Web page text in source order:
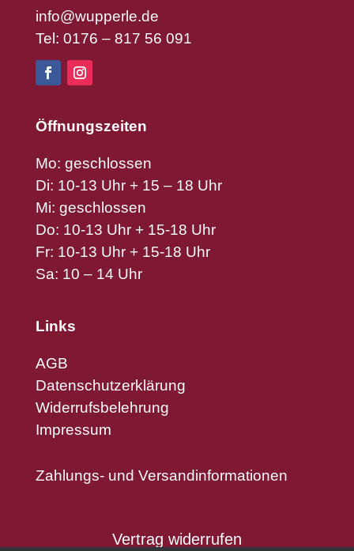
info@wupperle.de
Tel: 0176 – 817 56 091
Öffnungszeiten
Mo: geschlossen
Di: 10-13 Uhr + 15 – 18 Uhr
Mi: geschlossen
Do: 10-13 Uhr + 15-18 Uhr
Fr: 10-13 Uhr + 15-18 Uhr
Sa: 10 – 14 Uhr
Links
AGB
Datenschutzerklärung
Widerrufsbelehrung
Impressum
Zahlungs- und Versandinformationen
Vertrag widerrufen